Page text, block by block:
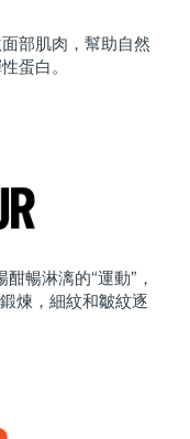
部肌肉，幫助自然
蛋白。
暢淋漓的“運動”，
煉，細紋和皺紋逐